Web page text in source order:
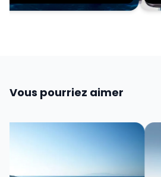
Vous pourriez aimer